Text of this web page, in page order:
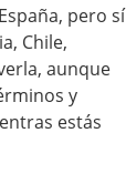
pero sí
Chile,
aunque
y
estás